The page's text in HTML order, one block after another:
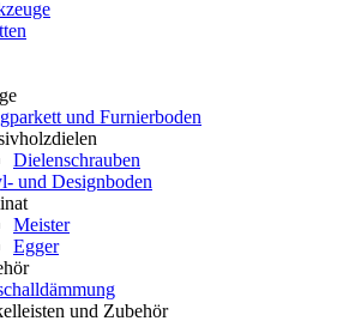
und Furnierboden
Dielenschrauben
und Designboden
Meister
Egger
und Zubehör